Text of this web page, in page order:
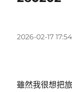
雖然我很想把
發
2026-02-17